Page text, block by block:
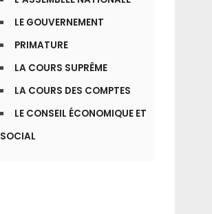
LE GOUVERNEMENT
PRIMATURE
LA COURS SUPRÊME
LA COURS DES COMPTES
LE CONSEIL ÉCONOMIQUE ET
SOCIAL